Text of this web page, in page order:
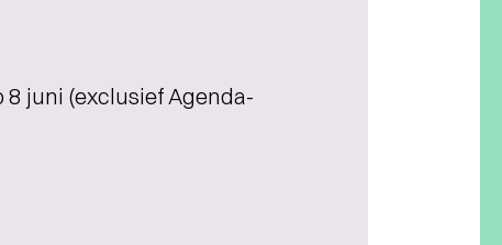
juni (exclusief Agenda-